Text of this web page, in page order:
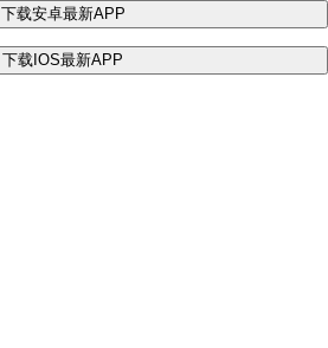
下载安卓最新APP
下载IOS最新APP